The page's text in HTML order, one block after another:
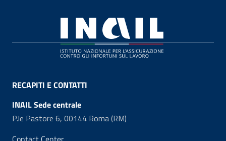
RECAPITI E CONTATTI
INAIL Sede centrale
P.le Pastore 6, 00144 Roma (RM)